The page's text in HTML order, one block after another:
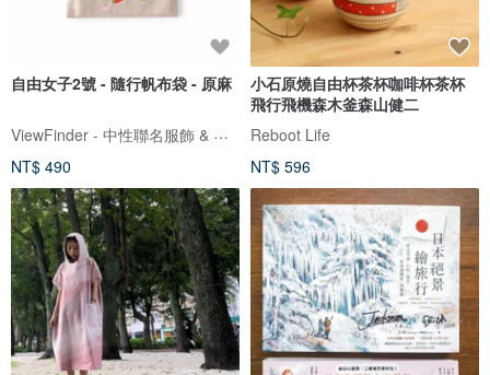
自由女子2號 - 隨行帆布袋 - 原麻
ViewFinder - 中性聯名服飾 & 圖像授權周邊
NT$ 490
小石原燒自由杯茶杯咖啡杯茶杯
飛行飛機森木釜森山健二
Reboot Life
NT$ 596